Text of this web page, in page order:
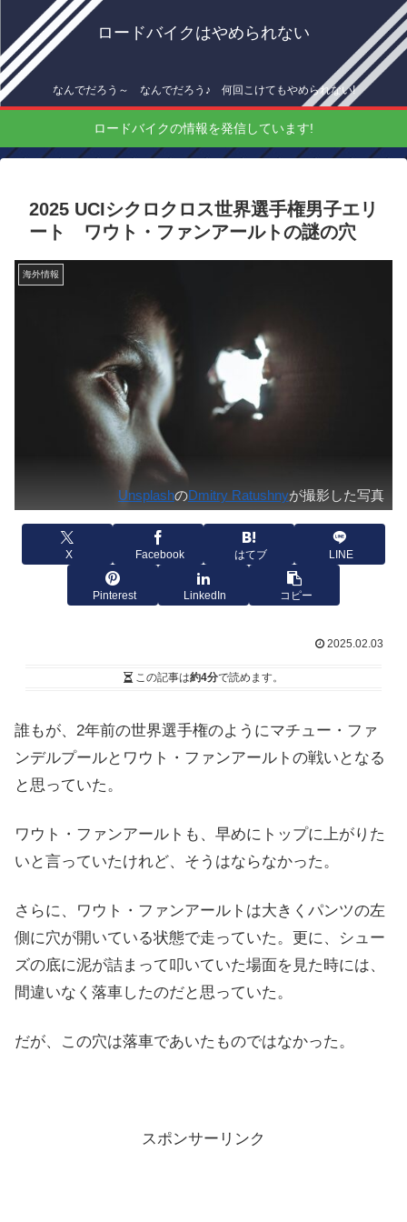
ロードバイクはやめられない
なんでだろう～ なんでだろう♪ 何回こけてもやめられない!
ロードバイクの情報を発信しています!
2025 UCIシクロクロス世界選手権男子エリ
ート ワウト・ファンアールトの謎の穴
海外情報
UnsplashのDmitry Ratushnyが撮影した写真
X Facebook はてブ LINE
Pinterest LinkedIn コピー
2025.02.03
この記事は約4分で読めます。
誰もが、2年前の世界選手権のようにマチュー・ファ
ンデルプールとワウト・ファンアールトの戦いとなる
と思っていた。
ワウト・ファンアールトも、早めにトップに上がりた
いと言っていたけれど、そうはならなかった。
さらに、ワウト・ファンアールトは大きくパンツの左
側に穴が開いている状態で走っていた。更に、シュー
ズの底に泥が詰まって叩いていた場面を見た時には、
間違いなく落車したのだと思っていた。
だが、この穴は落車であいたものではなかった。
スポンサーリンク